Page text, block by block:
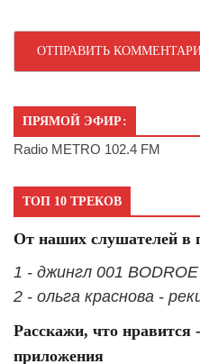
ПРЯМОЙ ЭФИР:
Radio METRO 102.4 FM
ТОП 10 ТРЕКОВ
От наших слушателей в
1 - джингл 001
2 - ольга краснова -
Расскажи, что
приложения